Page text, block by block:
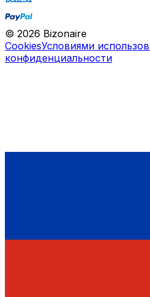
© 2026 Bizonaire
CookiesУсловиями
конфиденциальности